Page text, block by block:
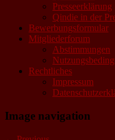
Presseerklärung
Qindie in der
Bewerbungsformular
Mitgliederforum
Abstimmungen
Rechtliches
Impressum
Image navigation